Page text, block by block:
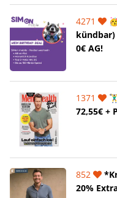
4271
kündbar)
0€ AG!
1371
72,55€ +
852
20%